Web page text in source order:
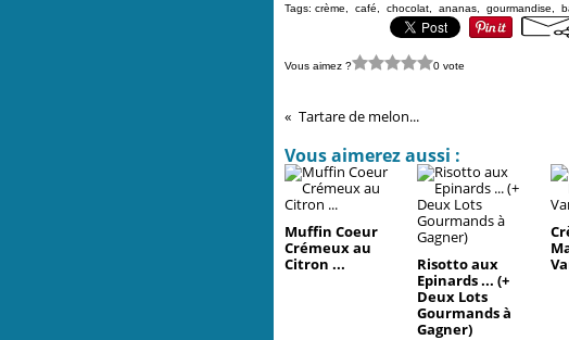
Tags: crème café chocolat ananas gourmandise
Vous aimez ? 0 vote
Tartare de melon...
Vous aimerez aussi :
Muffin Coeur
Crémeux au
Citron ...
Risotto aux
Epinards ... (+
Deux Lots
Gourmands à
Gagner)